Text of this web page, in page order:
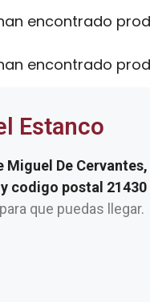
encontrado
encontrado
Estanco
Miguel De Cervantes,
codigo postal 21430
que puedas llegar.